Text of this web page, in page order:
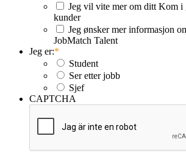
Jeg vil vite mer om ditt Kom i
kunder
Jeg ønsker mer informasjon
JobMatch Talent
Jeg er:*
Student
Ser etter jobb
Sjef
CAPTCHA